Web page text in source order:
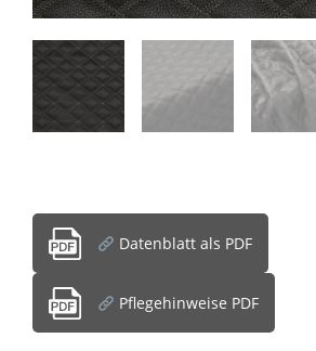
Datenblatt als PDF
Pflegehinweise PDF